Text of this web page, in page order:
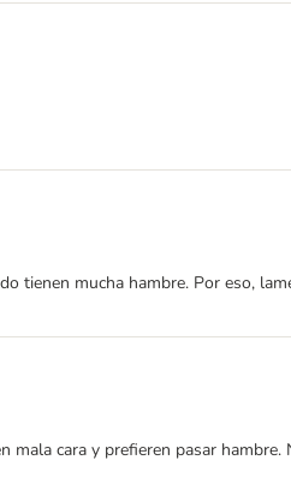
tienen mucha hambre. Por eso,
cara y prefieren pasar hambre.